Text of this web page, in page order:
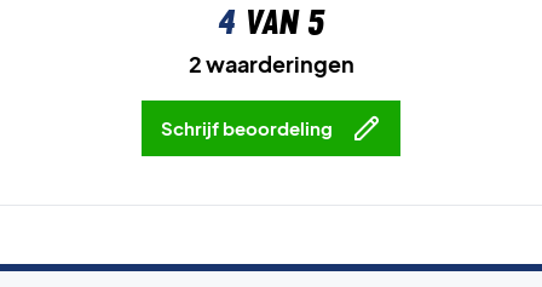
4 van 5
2 waarderingen
Schrijf beoordeling